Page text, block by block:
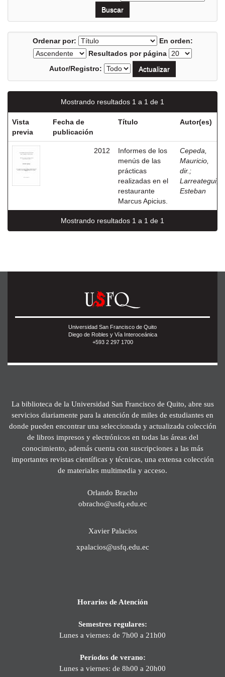
Ordenar por:
En orden:
Resultados por página
Autor/Registro:
Mostrando resultados 1 a 1 de 1
Vista
previa
Fecha de
publicación
Título Autor(es)
2012
Informes de los
menús de las
prácticas
realizadas en el
restaurante
Marcus Apicius.
Cepeda,
Mauricio,
dir. ;
Larreategui,
Esteban
Mostrando resultados 1 a 1 de 1
Universidad San Francisco de Quito
Diego de Robles y Vía Interoceánica
+593 2 297 1700
La biblioteca de la Universidad San Francisco de Quito, abre sus
servicios diariamente para la atención de miles de estudiantes en
donde pueden encontrar una seleccionada y actualizada colección
de libros impresos y electrónicos en todas las áreas del
conocimiento, además cuenta con suscripciones a las más
importantes revistas científicas y técnicas, una extensa colección
de materiales multimedia y acceso.
Orlando Bracho
obracho@usfq.edu.ec
Xavier Palacios
xpalacios@usfq.edu.ec
Horarios de Atención
Semestres regulares:
Lunes a viernes: de 7h00 a 21h00
Períodos de verano:
Lunes a viernes: de 8h00 a 20h00